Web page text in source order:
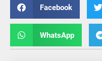
Facebook
WhatsApp